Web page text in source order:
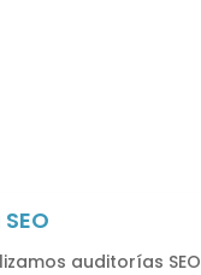
auditorías SEO